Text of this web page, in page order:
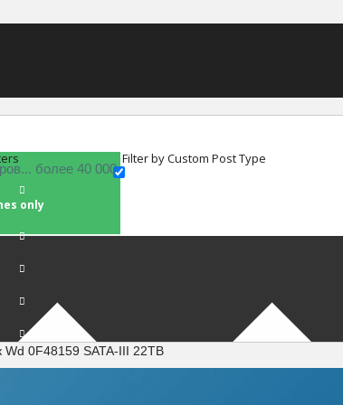
only
Filter by Custom Post Type
0F48159 SATA-III 22TB